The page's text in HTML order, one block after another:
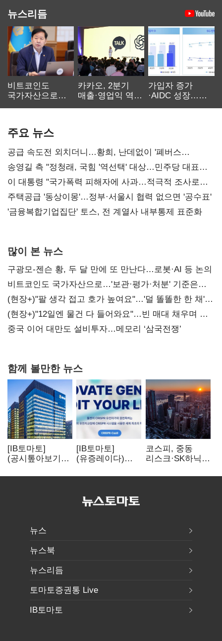
뉴스리듬
비트코인도
국가자산으로…'
카카오, 2분기
매출·영업익 역대
가입자 증가
·AIDC 성장…
주요 뉴스
공급 속도전 외치더니…황희, 난데없이 '폐버스
리모델링' 제안
송영길 측 "정청래, 국힘 '역선택' 대상…민주당 대표로
총선 지휘 못해"
이 대통령 "국가폭력 피해자에 사과…적극적 조사로
진실 밝혀야"
주택공급 '동상이몽'…정부·서울시 협력 없으면 '공수표'
'금융복합기업집단' 토스, 전 계열사 내부통제 표준화
많이 본 뉴스
구광모-젠슨 황, 두 달 만에 또 만난다…로봇·AI 등 논의
비트코인도 국가자산으로…'보관·평가·처분' 기준은
숙제
(현장+)"팔 생각 접고 호가 높여요"…'덜 똘똘한 한 채'
20억 키맞추기
(현장+)"12일엔 물건 다 들어와요"…빈 매대 채우며 문
연 홈플러스
중국 이어 대만도 설비투자…메모리 ‘삼국전쟁’
함께 볼만한 뉴스
[IB토마토]
(공시톺아보기)
바로 매출로
[IB토마토]
(유증레이다)
3분의 1 토막…
비용부터 챙긴다
코스피, 중동
리스크·SK하닉
뒷걸음
뉴스
뉴스북
뉴스리듬
토마토증권통 Live
IB토마토